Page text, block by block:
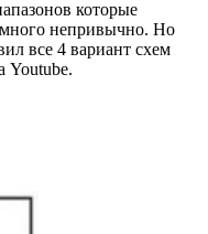
которые
непривычно. Но
все 4 вариант схем
Youtube.